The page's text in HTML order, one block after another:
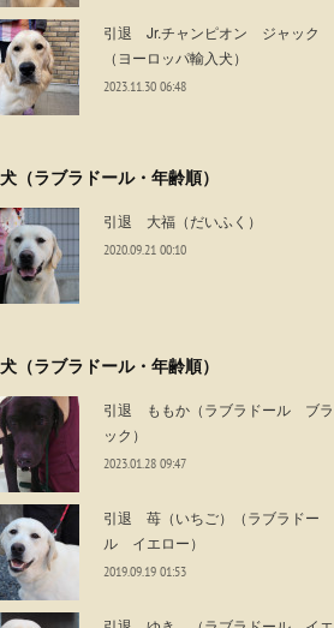
引退 Jr.チャンピオン ジャック
（ヨーロッパ輸入犬）
2023.11.30 06:48
（ラブラドール・年齢順）
引退 大福（だいふく）
2020.09.21 00:10
（ラブラドール・年齢順）
引退 ももか（ラブラドール ブラ
ック）
2023.01.28 09:47
引退 苺（いちご）（ラブラドー
ル イエロー）
2019.09.19 01:53